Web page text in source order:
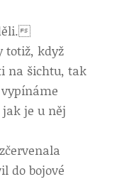
totiž, když
na šichtu, tak
je u něj
do bojové